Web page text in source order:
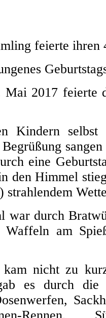
feierte ihren
Mai 2017 feierte
Kindern selbst
eine
den Himmel
strahlendem
war durch
am
nicht zu
es durch die